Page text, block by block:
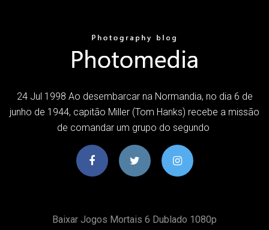
24 Jul 1998 Ao desembarcar na Normandia, no dia 6 de
junho de 1944, capitão Miller (Tom Hanks) recebe a missão
de comandar um grupo do segundo
Baixar Jogos Mortais 6 Dublado 1080p